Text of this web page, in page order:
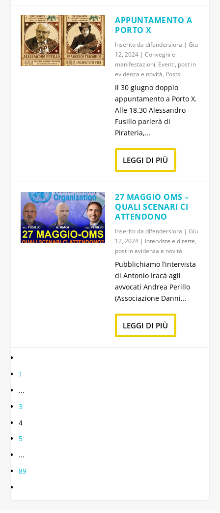
APPUNTAMENTO A
PORTO X
Inserito da difendersiora | Giu
12, 2024 | Convegni e
manifestazioni, Eventi, post in
evidenza e novità, Posts
Il 30 giugno doppio
appuntamento a Porto X.
Alle 18.30 Alessandro
Fusillo parlerà di
Pirateria,...
LEGGI DI PIÙ
27 MAGGIO OMS –
QUALI SCENARI CI
ATTENDONO
Inserito da difendersiora | Giu
12, 2024 | Interviste e dirette,
post in evidenza e novità
Pubblichiamo l’intervista
di Antonio Iracà agli
avvocati Andrea Perillo
(Associazione Danni...
LEGGI DI PIÙ
1
...
3
4
5
...
89